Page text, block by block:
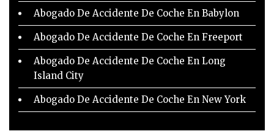
Abogado De Accidente De Coche En Babylon
Abogado De Accidente De Coche En Freeport
Abogado De Accidente De Coche En Long
Island City
Abogado De Accidente De Coche En New York